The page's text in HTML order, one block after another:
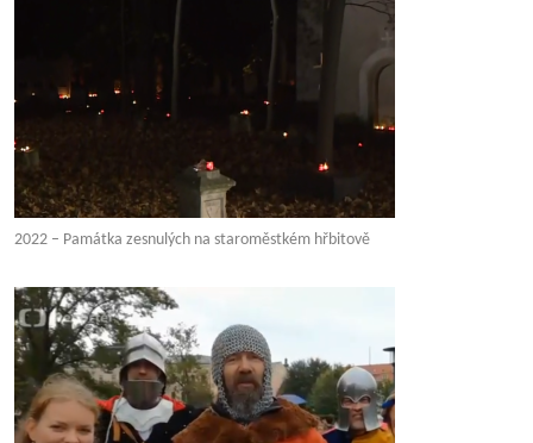
2022 – Památka zesnulých na staroměstkém hřbitově